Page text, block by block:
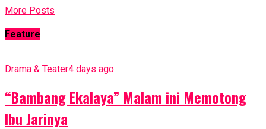
More Posts
Feature
Drama & Teater4 days ago
“Bambang Ekalaya” Malam ini Memotong
Ibu Jarinya